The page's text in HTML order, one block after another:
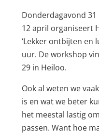
Donderdagavond
12 april organiseert
‘Lekker ontbijten en
uur. De workshop
29 in Heiloo.
Ook al weten we
is en wat we beter
het meestal lastig
passen. Want hoe